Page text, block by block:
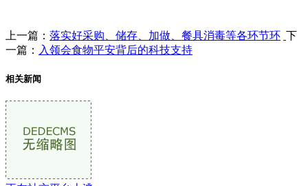
上一篇： 落实好采购、储存、加做、餐具消毒等各环节环 下
一篇： 入领会食物平安背后的科技支持
相关新闻